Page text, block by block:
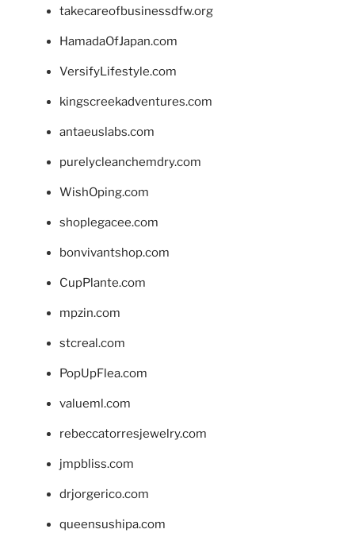
takecareofbusinessdfw.org
HamadaOfJapan.com
VersifyLifestyle.com
kingscreekadventures.com
antaeuslabs.com
purelycleanchemdry.com
WishOping.com
shoplegacee.com
bonvivantshop.com
CupPlante.com
mpzin.com
stcreal.com
PopUpFlea.com
valueml.com
rebeccatorresjewelry.com
jmpbliss.com
drjorgerico.com
queensushipa.com